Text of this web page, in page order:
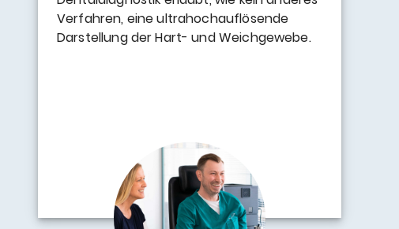
Verfahren, eine ultrahochauflösende
Darstellung der Hart- und Weichgewebe.